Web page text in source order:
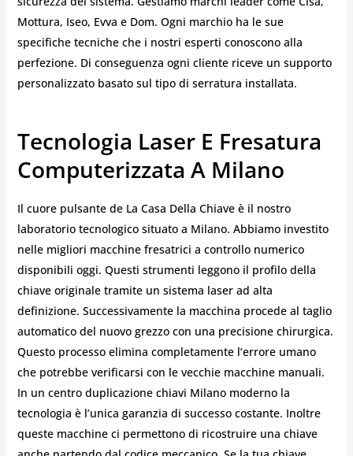
Mottura, Iseo, Evva e Dom. Ogni marchio ha le sue
specifiche tecniche che i nostri esperti conoscono alla
perfezione. Di conseguenza ogni cliente riceve un supporto
personalizzato basato sul tipo di serratura installata.
Tecnologia Laser E Fresatura
Computerizzata A Milano
Il cuore pulsante de La Casa Della Chiave è il nostro
laboratorio tecnologico situato a Milano. Abbiamo investito
nelle migliori macchine fresatrici a controllo numerico
disponibili oggi. Questi strumenti leggono il profilo della
chiave originale tramite un sistema laser ad alta
definizione. Successivamente la macchina procede al taglio
automatico del nuovo grezzo con una precisione chirurgica.
Questo processo elimina completamente l’errore umano
che potrebbe verificarsi con le vecchie macchine manuali.
In un centro duplicazione chiavi Milano moderno la
tecnologia è l’unica garanzia di successo costante. Inoltre
queste macchine ci permettono di ricostruire una chiave